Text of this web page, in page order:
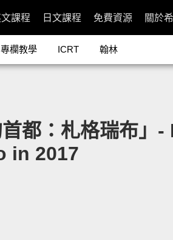
課程 日文課程 免費資源 關於
專欄教學 ICRT 翰林
首都：札格瑞布
in 2017